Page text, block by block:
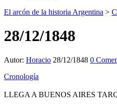
El arcón de la historia Argentina >
28/12/1848
Autor: Horacio 28/12/1848 0
Cronología
LLEGA A BUENOS AIRES